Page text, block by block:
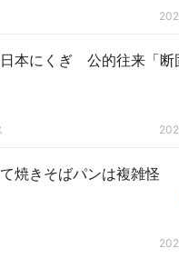
本にくぎ 公的往来「
焼きそばパンは複雑怪